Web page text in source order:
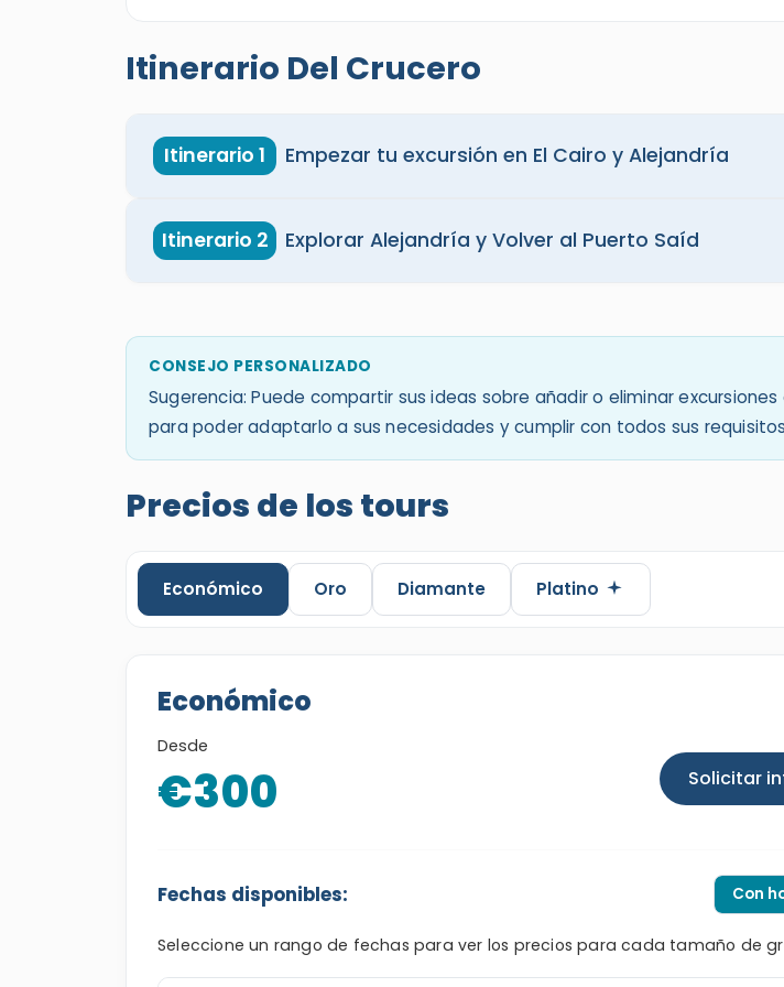
Itinerario Del Crucero
Itinerario 1 Empezar tu excursión en El Cairo y Alejandría
Itinerario 2 Explorar Alejandría y Volver al Puerto Saíd
CONSEJO PERSONALIZADO
Sugerencia: Puede compartir sus ideas sobre añadir o eliminar
para poder adaptarlo a sus necesidades y cumplir con todos sus
Precios de los tours
Económico Oro Diamante Platino
Económico
Desde
€300 Solicitar
Fechas disponibles: Con
Seleccione un rango de fechas para ver los precios para cada tamaño de